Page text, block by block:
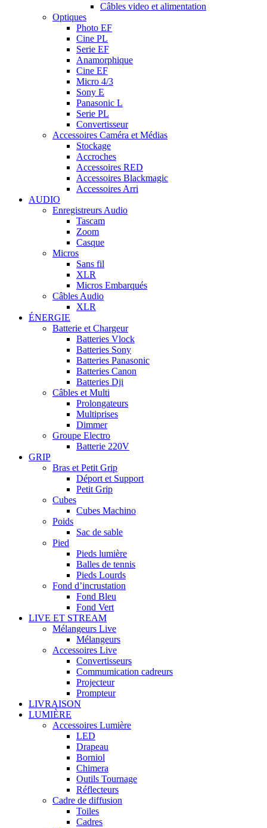
Câbles video et alimentation
Optiques
Photo EF
Cine PL
Serie EF
Anamorphique
Cine EF
Micro 4/3
Sony E
Panasonic L
Serie PL
Convertisseur
Accessoires Caméra et Médias
Stockage
Accroches
Accessoires RED
Accessoires Blackmagic
Accessoires Arri
AUDIO
Enregistreurs Audio
Tascam
Zoom
Casque
Micros
Sans fil
XLR
Micros Embarqués
Câbles Audio
XLR
ÉNERGIE
Batterie et Chargeur
Batteries Vlock
Batteries Sony
Batteries Panasonic
Batteries Canon
Batteries Dji
Câbles et Multi
Prolongateurs
Multiprises
Dimmer
Groupe Electro
Batterie 220V
GRIP
Bras et Petit Grip
Déport et Support
Petit Grip
Cubes
Cubes Machino
Poids
Sac de sable
Pied
Pieds lumière
Balles de tennis
Pieds Lourds
Fond d’incrustation
Fond Bleu
Fond Vert
LIVE ET STREAM
Mélangeurs Live
Mélangeurs
Accessoires Live
Convertisseurs
Commumication cadreurs
Projecteur
Prompteur
LIVRAISON
LUMIÈRE
Accessoires Lumière
LED
Drapeau
Borniol
Chimera
Outils Tournage
Réflecteurs
Cadre de diffusion
Toiles
Cadres